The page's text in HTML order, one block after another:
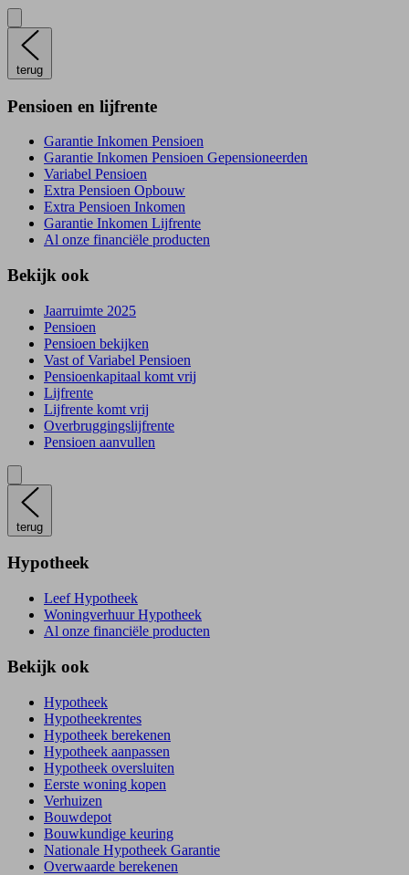
terug
Pensioen en lijfrente
Garantie Inkomen Pensioen
Garantie Inkomen Pensioen Gepensioneerden
Variabel Pensioen
Extra Pensioen Opbouw
Extra Pensioen Inkomen
Garantie Inkomen Lijfrente
Al onze financiële producten
Bekijk ook
Jaarruimte 2025
Pensioen
Pensioen bekijken
Vast of Variabel Pensioen
Pensioenkapitaal komt vrij
Lijfrente
Lijfrente komt vrij
Overbruggingslijfrente
Pensioen aanvullen
terug
Hypotheek
Leef Hypotheek
Woningverhuur Hypotheek
Al onze financiële producten
Bekijk ook
Hypotheek
Hypotheekrentes
Hypotheek berekenen
Hypotheek aanpassen
Hypotheek oversluiten
Eerste woning kopen
Verhuizen
Bouwdepot
Bouwkundige keuring
Nationale Hypotheek Garantie
Overwaarde berekenen